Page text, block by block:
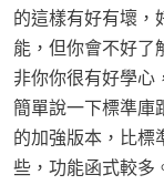
的這樣有好有壞，
能，但你會不好了
非你你很有好學心
簡單說一下標準庫
的加強版本，比標
些，功能函式較多